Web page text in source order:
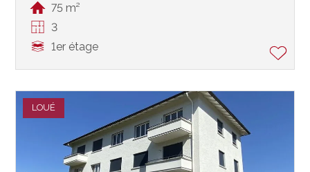
75 m²
3
1er étage
LOUÉ